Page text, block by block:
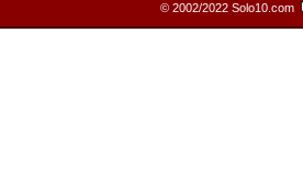
© 2002/2022 Solo10.com